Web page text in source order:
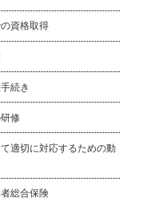
資格取得
続き
修
適切に対応するための動
総合保険